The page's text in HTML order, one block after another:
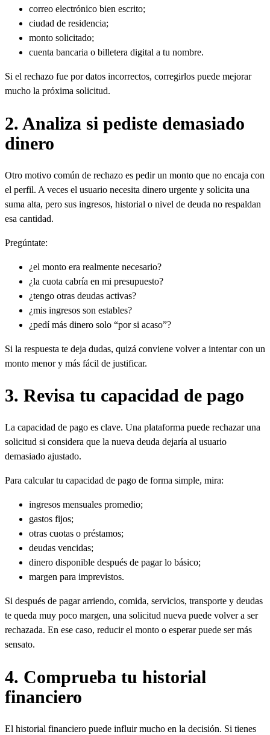
correo electrónico bien escrito;
ciudad de residencia;
monto solicitado;
cuenta bancaria o billetera digital a tu nombre.
Si el rechazo fue por datos incorrectos, corregirlos puede mejorar
mucho la próxima solicitud.
2. Analiza si pediste demasiado
dinero
Otro motivo común de rechazo es pedir un monto que no encaja con
el perfil. A veces el usuario necesita dinero urgente y solicita una
suma alta, pero sus ingresos, historial o nivel de deuda no respaldan
esa cantidad.
Pregúntate:
¿el monto era realmente necesario?
¿la cuota cabría en mi presupuesto?
¿tengo otras deudas activas?
¿mis ingresos son estables?
¿pedí más dinero solo “por si acaso”?
Si la respuesta te deja dudas, quizá conviene volver a intentar con un
monto menor y más fácil de justificar.
3. Revisa tu capacidad de pago
La capacidad de pago es clave. Una plataforma puede rechazar una
solicitud si considera que la nueva deuda dejaría al usuario
demasiado ajustado.
Para calcular tu capacidad de pago de forma simple, mira:
ingresos mensuales promedio;
gastos fijos;
otras cuotas o préstamos;
deudas vencidas;
dinero disponible después de pagar lo básico;
margen para imprevistos.
Si después de pagar arriendo, comida, servicios, transporte y deudas
te queda muy poco margen, una solicitud nueva puede volver a ser
rechazada. En ese caso, reducir el monto o esperar puede ser más
sensato.
4. Comprueba tu historial
financiero
El historial financiero puede influir mucho en la decisión. Si tienes